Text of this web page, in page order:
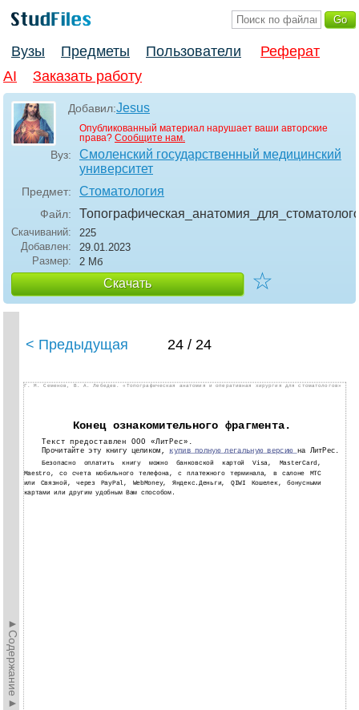
Вузы Предметы Пользователи
Реферат
AI
Заказать работу
Добавил:Jesus
Опубликованный материал нарушает ваши авторские
права? Сообщите нам.
Вуз:
Смоленский государственный медицинский
университет
Предмет: Стоматология
Файл:
Скачиваний:
225
Добавлен:
29.01.2023
Размер:
2 Мб
Скачать ☆
►Содержание►
< Предыдущая 24 / 24
Г. М. Семенов, В. А. Лебедев. «Топографическая анатомия и оперативная хирургия для стоматологов»
Конец ознакомительного фрагмента.
Текст предоставлен ООО «ЛитРес».
Прочитайте эту книгу целиком,купив полную легальную версиюна ЛитРес.
Безопасно оплатить книгу можно банковской картой Visa, MasterCard,
Maestro, со счета мобильного телефона, с платежного терминала, в салоне МТС
или Связной, через PayPal, WebMoney, Яндекс.Деньги, QIWI Кошелек, бонусными
картами или другим удобным Вам способом.